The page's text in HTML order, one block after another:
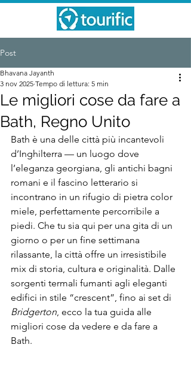
Post
Le migliori cose da fare a
Bath, Regno Unito
Bhavana Jayanth
3 nov 2025 Tempo di lettura: 5 min
Bath è una delle città più incantevoli
d’Inghilterra — un luogo dove
l’eleganza georgiana, gli antichi bagni
romani e il fascino letterario si
incontrano in un rifugio di pietra color
miele, perfettamente percorribile a
piedi. Che tu sia qui per una gita di un
giorno o per un fine settimana
rilassante, la città offre un irresistibile
mix di storia, cultura e originalità. Dalle
sorgenti termali fumanti agli eleganti
edifici in stile “crescent”, fino ai set di
Bridgerton, ecco la tua guida alle
migliori cose da vedere e da fare a
Bath.